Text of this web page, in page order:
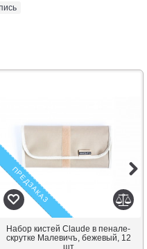
ПРЕДЗАКАЗ
Набор кистей Claude в пенале-
скрутке Малевичъ, бежевый, 12
шт